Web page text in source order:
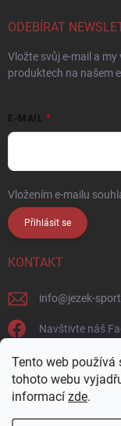
Tento web používá
tohoto webu
informací zde.
ODEBÍRAT
Vložte svůj e-mail a
produktech na našem
E-MAIL
Vložením e-mailu
Přihlásit se
KONTAKT
info@jezek-
Navštivte náš
jezek_sport_np/